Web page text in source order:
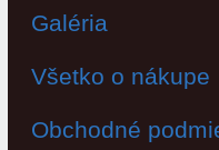
Galéria
Všetko o nákupe
Obchodné